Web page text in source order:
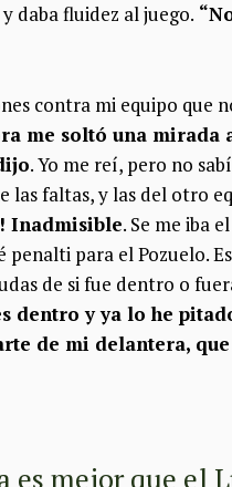
daba fluidez al juego.
contra mi equipo que
me soltó una mirada
. Yo me reí, pero no
las faltas, y las del otro
Inadmisible. Se me iba
penalti para el Pozuelo.
de si fue dentro o
dentro y ya lo he
de mi delantera,
es mejor que el